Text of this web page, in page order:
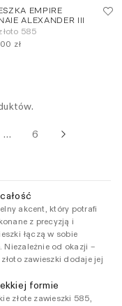
EMPIRE
ALEXANDER III
585
zł
… 6
akcent, który potrafi
z precyzją i
łączą w sobie
Niezależnie od okazji –
zawieszki dodaje jej
formie
złote zawieszki 585,